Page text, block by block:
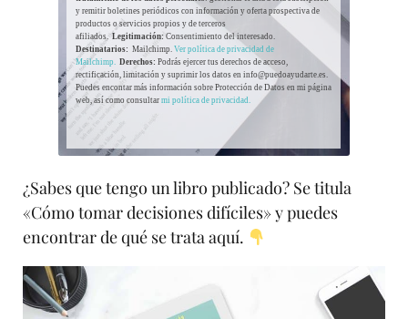
y remitir boletines periódicos con información y oferta prospectiva de
productos o servicios propios y de terceros
afiliados.Legitimación:Consentimiento del interesado.
Destinatarios: Mailchimp. Ver política de privacidad de
Mailchimp. Derechos: Podrás ejercer tus derechos de acceso,
rectificación, limitación y suprimir los datos en info@puedoayudarte.es.
Puedes encontar más información sobre Protección de Datos en mi página
web, así como consultar mi política de privacidad.
¿Sabes que tengo un libro publicado? Se titula
«Cómo tomar decisiones difíciles» y puedes
encontrar de qué se trata aquí.